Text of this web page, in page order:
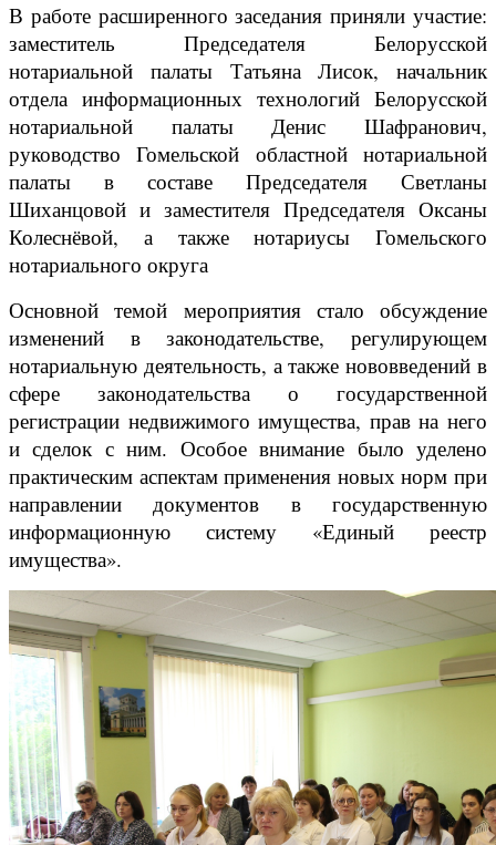
В работе расширенного заседания приняли участие:
заместитель Председателя Белорусской
нотариальной палаты Татьяна Лисок, начальник
отдела информационных технологий Белорусской
нотариальной палаты Денис Шафранович,
руководство Гомельской областной нотариальной
палаты в составе Председателя Светланы
Шиханцовой и заместителя Председателя Оксаны
Колеснёвой, а также нотариусы Гомельского
нотариального округа
Основной темой мероприятия стало обсуждение
изменений в законодательстве, регулирующем
нотариальную деятельность, а также нововведений в
сфере законодательства о государственной
регистрации недвижимого имущества, прав на него
и сделок с ним. Особое внимание было уделено
практическим аспектам применения новых норм при
направлении документов в государственную
информационную систему «Единый реестр
имущества».